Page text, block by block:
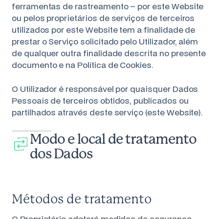
ferramentas de rastreamento – por este Website
ou pelos proprietários de serviços de terceiros
utilizados por este Website tem a finalidade de
prestar o Serviço solicitado pelo Utilizador, além
de qualquer outra finalidade descrita no presente
documento e na Política de Cookies.
O Utilizador é responsável por quaisquer Dados
Pessoais de terceiros obtidos, publicados ou
partilhados através deste serviço (este Website).
Modo e local de tratamento
dos Dados
Métodos de tratamento